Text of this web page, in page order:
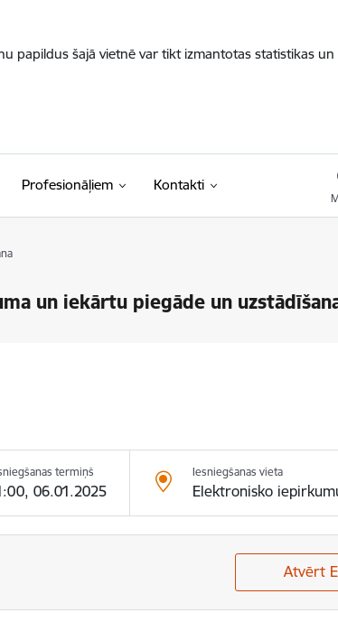
papildus šajā vietnē var tikt izmantotas statistikas
Profesionāļiem Kontakti
un iekārtu piegāde un
termiņš
06.01.2025
Iesniegšanas vieta
Elektronisko
Atvērt